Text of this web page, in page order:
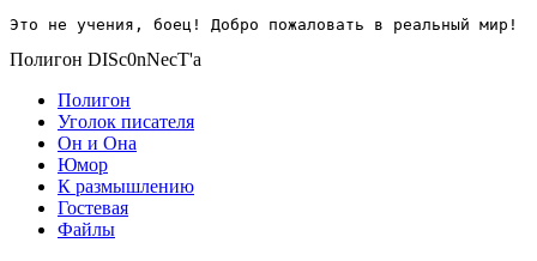
Это не учения, боец! Добро пожаловать в реальный мир!
Полигон DISc0nNecT'a
Полигон
Уголок писателя
Он и Она
Юмор
К размышлению
Гостевая
Файлы